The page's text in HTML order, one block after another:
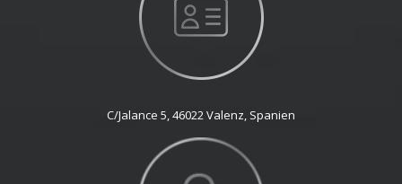
C/Jalance 5, 46022 Valenz, Spanien